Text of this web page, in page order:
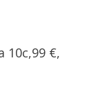
10c,99 €,